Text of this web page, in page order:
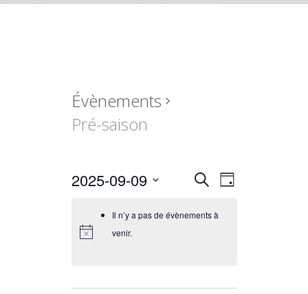
Évènements
Pré-saison
Recherche
et
navigation
de
RechercheNavigation
de
Jour
2025-09-09
Il n’y a pas de évènements à
venir.